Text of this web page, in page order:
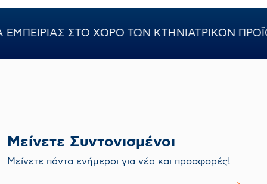
ΚΤΗΝΙΑΤΡΙΚΩΝ ΠΡΟΪΟΝΤΩΝ 50
Μείνετε Συντονισμένοι
Mείνετε πάντα ενήμεροι για νέα και προσφορές!